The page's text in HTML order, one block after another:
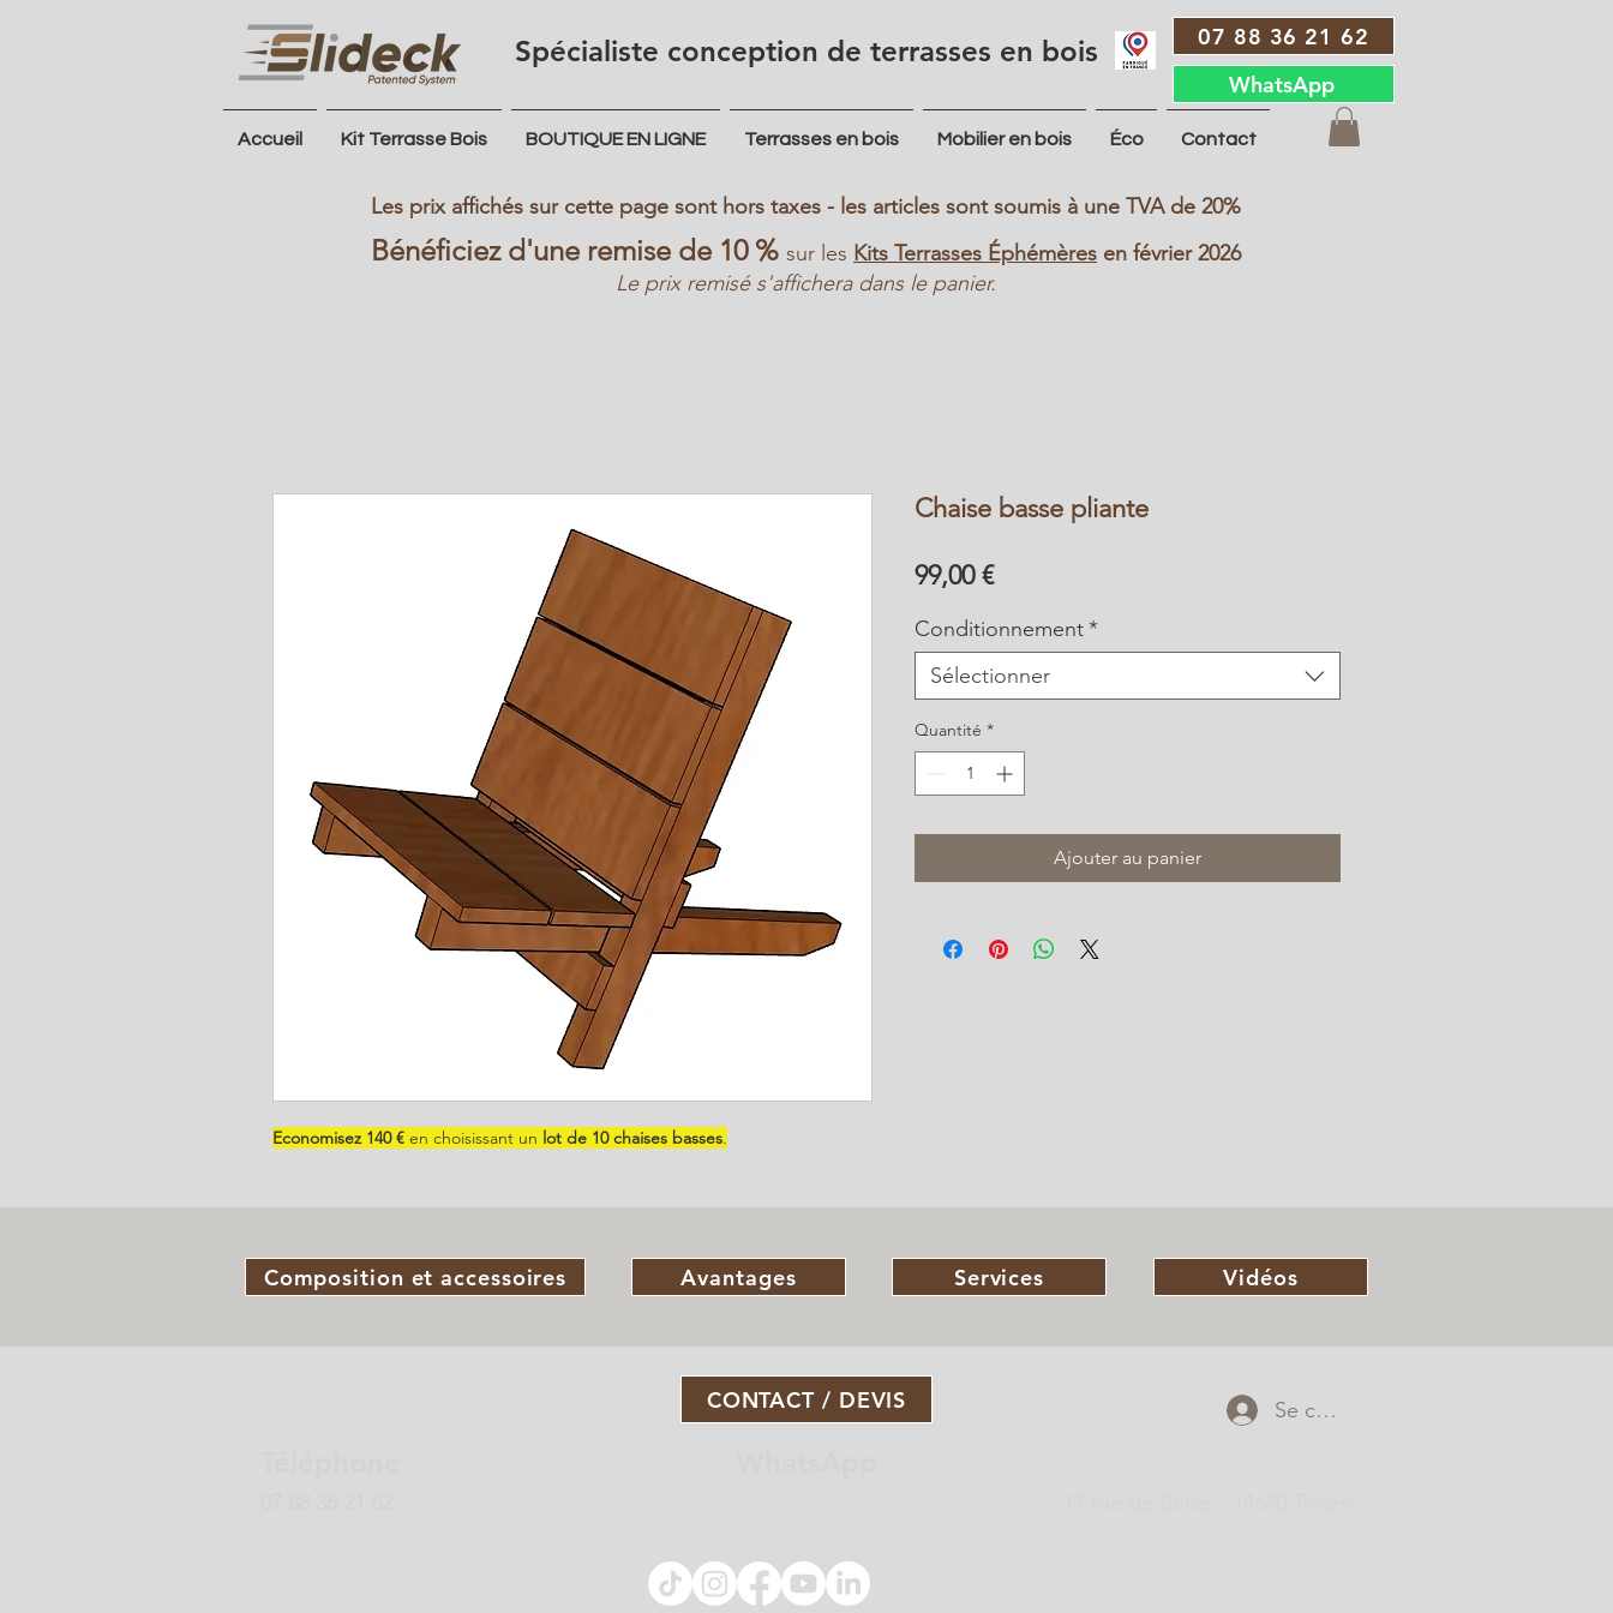
Spécialiste conception de terrasses en bois
07 88 36 21 62
WhatsApp
Accueil Kit Terrasse Bois BOUTIQUE EN LIGNE Terrasses en bois Mobilier en bois Éco Contact
Les prix affichés sur cette page sont hors taxes - les articles sont soumis à une TVA de 20%
Bénéficiez d'une remise de 10 % sur les Kits Terrasses Éphémères en février 2026
Le prix remisé s'affichera dans le panier.
Economisez 140 € en choisissant un lot de 10 chaises basses.
Chaise basse pliante
99,00 €Prix
Conditionnement*
Sélectionner
Quantité *
Ajouter au panier
Composition et accessoires Avantages Services Vidéos
CONTACT / DEVIS Se connecter